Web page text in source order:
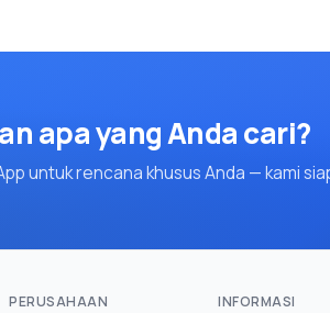
apa yang Anda cari?
untuk rencana khusus Anda — kami
PERUSAHAAN INFORMASI